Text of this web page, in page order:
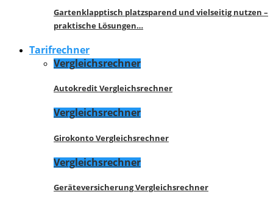
Gartenklapptisch platzsparend und vielseitig nutzen –
praktische Lösungen…
Tarifrechner
Vergleichsrechner
Autokredit Vergleichsrechner
Vergleichsrechner
Girokonto Vergleichsrechner
Vergleichsrechner
Geräteversicherung Vergleichsrechner